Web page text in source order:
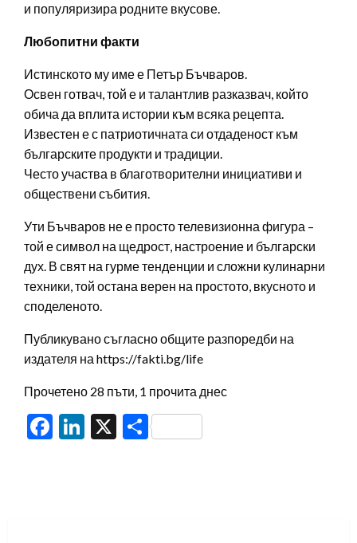
и популяризира родните вкусове.
Любопитни факти
Истинското му име е Петър Бъчваров.
Освен готвач, той е и талантлив разказвач, който
обича да вплита истории към всяка рецепта.
Известен е с патриотичната си отдаденост към
българските продукти и традиции.
Често участва в благотворителни инициативи и
обществени събития.
Ути Бъчваров не е просто телевизионна фигура –
той е символ на щедрост, настроение и български
дух. В свят на гурме тенденции и сложни кулинарни
техники, той остана верен на простото, вкусното и
споделеното.
Публикувано съгласно общите разпоредби на
издателя на https://fakti.bg/life
Прочетено 28 пъти, 1 прочита днес
Facebook
LinkedIn
X Share